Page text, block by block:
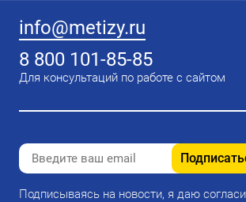
info@metizy.ru
8 800 101-85-85
Для консультаций по работе с сайтом
Подписываясь на новости, я даю